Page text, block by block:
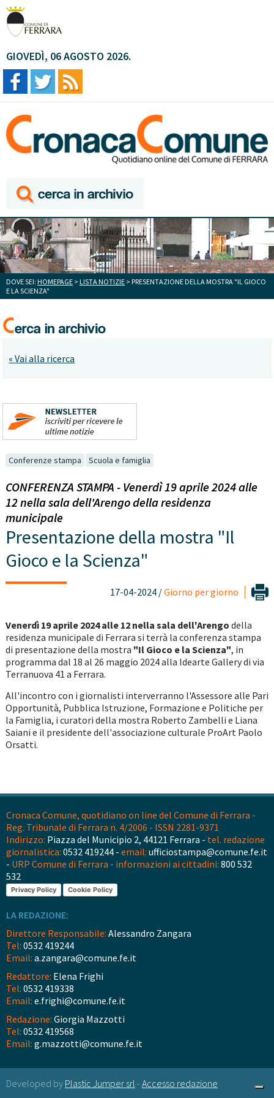
GIOVEDÌ, 06 AGOSTO 2026.
DOVE SEI: HOMEPAGE > LISTA NOTIZIE > PRESENTAZIONE DELLA MOSTRA "IL GIOCO
E LA SCIENZA"
« Vai alla ricerca
Conferenze stampa Scuola e famiglia
CONFERENZA STAMPA - Venerdì 19 aprile 2024 alle
12 nella sala dell'Arengo della residenza
municipale
Presentazione della mostra "Il
Gioco e la Scienza"
17-04-2024 /Giorno per giorno
Venerdì 19 aprile 2024 alle 12 nella sala dell'Arengo della
residenza municipale di Ferrara si terrà la conferenza stampa
di presentazione della mostra "Il Gioco e la Scienza", in
programma dal 18 al 26 maggio 2024 alla Idearte Gallery di via
Terranuova 41 a Ferrara.
All'incontro con i giornalisti interverranno l'Assessore alle Pari
Opportunità, Pubblica Istruzione, Formazione e Politiche per
la Famiglia, i curatori della mostra Roberto Zambelli e Liana
Saiani e il presidente dell'associazione culturale ProArt Paolo
Orsatti.
Cronaca Comune, quotidiano on line del Comune di Ferrara -
Reg. Tribunale di Ferrara n. 4/2006 - ISSN 2281-9371
Indirizzo: Piazza del Municipio 2, 44121 Ferrara - tel. redazione
giornalistica: 0532 419244 - email: ufficiostampa@comune.fe.it
- URP Comune di Ferrara - informazioni ai cittadini: 800 532
532
Privacy Policy Cookie Policy
LA REDAZIONE:
Direttore Responsabile: Alessandro Zangara
Tel: 0532 419244
Email: a.zangara@comune.fe.it
Redattore: Elena Frighi
Tel: 0532 419338
Email: e.frighi@comune.fe.it
Redazione: Giorgia Mazzotti
Tel: 0532 419568
Email: g.mazzotti@comune.fe.it
Developed by Plastic Jumper srl - Accesso redazione